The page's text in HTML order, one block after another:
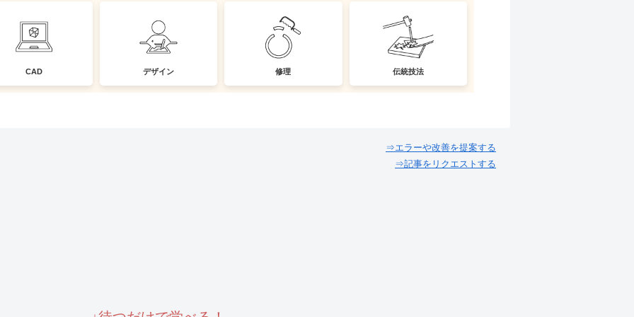
CAD デザイン 修理 伝統技法
⇒エラーや改善を提案する
⇒記事をリクエストする